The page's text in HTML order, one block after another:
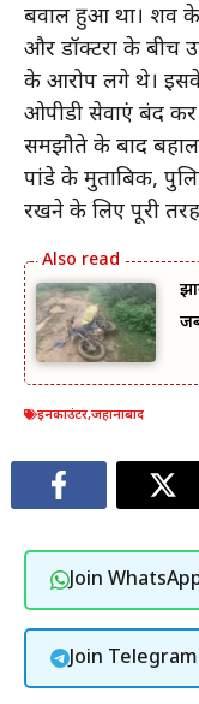
बवाल हुआ था। शव के
और डॉक्टरों के बीच
के आरोप लगे थे। इसके
ओपीडी सेवाएं बंद कर
समझौते के बाद
पांडे के मुताबिक,
रखने के लिए पूरी
इनकाउंटर,जहानाबाद
Join
Join Telegram